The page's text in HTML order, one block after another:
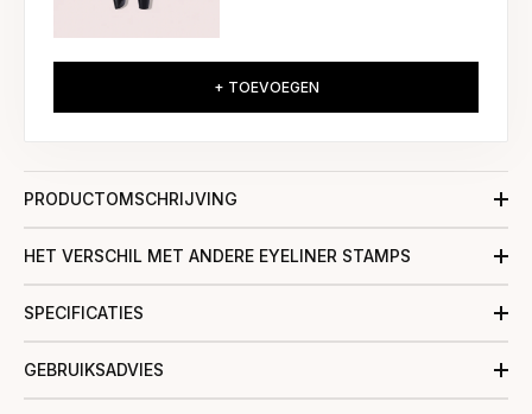
+ TOEVOEGEN
PRODUCTOMSCHRIJVING
HET VERSCHIL MET ANDERE EYELINER STAMPS
SPECIFICATIES
GEBRUIKSADVIES